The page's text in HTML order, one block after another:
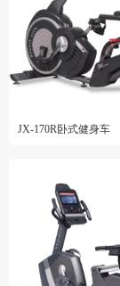
JX-170R卧式健身车